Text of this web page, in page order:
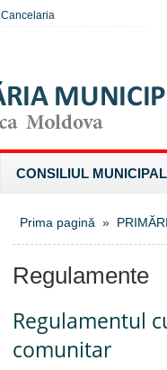
Cancelaria
CONSILIUL MUNICIPAL
Prima pagină »
Regulamente
Regulamentul
comunitar